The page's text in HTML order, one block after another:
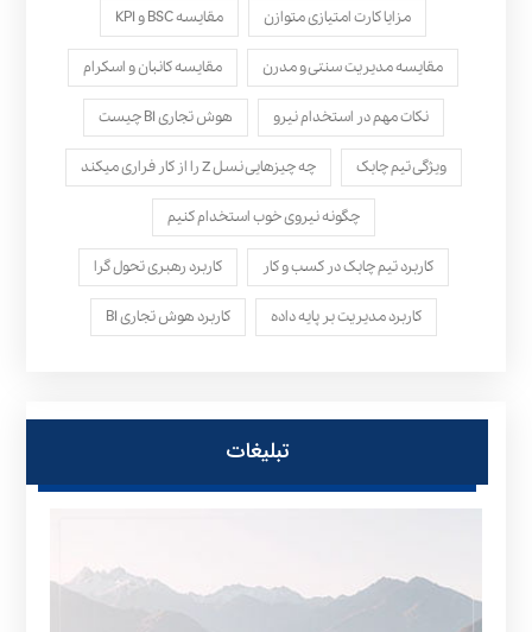
مزایا کارت امتیازی متوازن مقایسه BSC و KPI
مقایسه مدیریت سنتی و مدرن مقایسه کانبان و اسکرام
نکات مهم در استخدام نیرو هوش تجاری BI چیست
ویژگی تیم چابک چه چیزهایی نسل Z را از کار فراری میکند
چگونه نیروی خوب استخدام کنیم
کاربرد تیم چابک در کسب و کار کاربرد رهبری تحول‌ گرا
کاربرد مدیریت بر پایه داده کاربرد هوش تجاری BI
تبلیغات